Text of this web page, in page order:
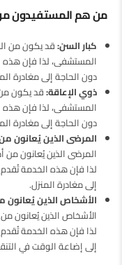
من هم المستفيدون
كبار السن:قد يكون من
المستشفى، لذا فإن هذه
دون الحاجة إلى مغادرة
ذوي الإعاقة:قد يكون من
المستشفى، لذا فإن هذه
دون الحاجة إلى مغادرة
المرضى الذين يُعانون
المرضى الذين يُعانون من
لذا فإن هذه الخدمة
إلى مغادرة المنزل.
الأشخاص الذين
الأشخاص الذين يُعانون
لذا فإن هذه الخدمة
إلى إضاعة الوقت في